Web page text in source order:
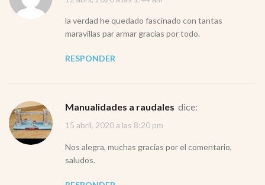
la verdad he quedado fascinado con tantas
maravillas par armar gracias por todo.
RESPONDER
Manualidades a raudales dice:
15 abril, 2020 a las 8:20 pm
Nos alegra, muchas gracias por el comentario,
saludos.